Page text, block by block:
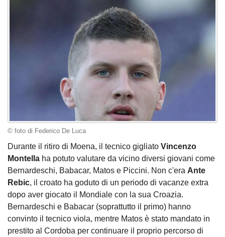
© foto di Federico De Luca
Durante il ritiro di Moena, il tecnico gigliato Vincenzo
Montella ha potuto valutare da vicino diversi giovani come
Bernardeschi, Babacar, Matos e Piccini. Non c'era Ante
Rebic, il croato ha goduto di un periodo di vacanze extra
dopo aver giocato il Mondiale con la sua Croazia.
Bernardeschi e Babacar (soprattutto il primo) hanno
convinto il tecnico viola, mentre Matos è stato mandato in
prestito al Cordoba per continuare il proprio percorso di